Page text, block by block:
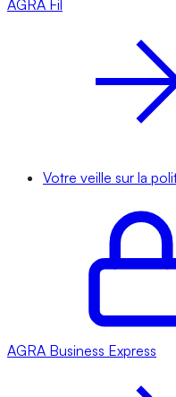
AGRA Fil
Votre veille sur la
AGRA Business Express